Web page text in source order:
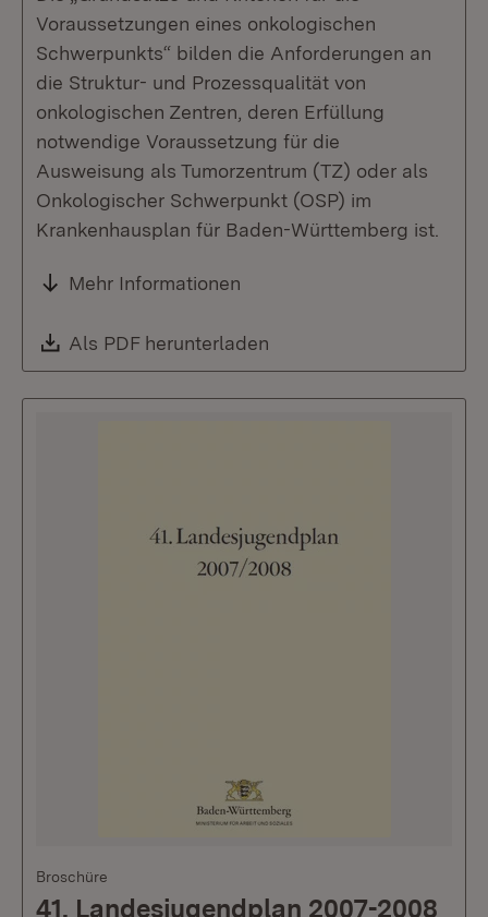
Voraussetzungen eines onkologischen
Schwerpunkts“ bilden die Anforderungen an
die Struktur- und Prozessqualität von
onkologischen Zentren, deren Erfüllung
notwendige Voraussetzung für die
Ausweisung als Tumorzentrum (TZ) oder als
Onkologischer Schwerpunkt (OSP) im
Krankenhausplan für Baden-Württemberg ist.
Mehr Informationen
Download:
Als PDF herunterladen
Broschüre
41. Landesjugendplan 2007-2008